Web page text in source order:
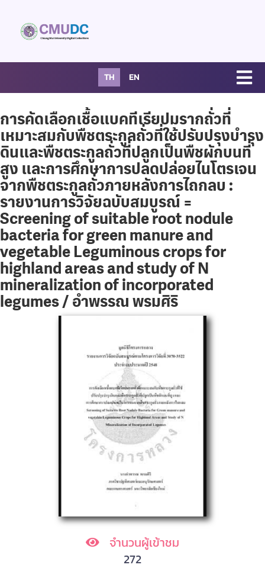
TH EN
การคัดเลือกเชื้อแบคทีเรียปมรากถั่วที่
เหมาะสมกับพืชตระกูลถั่วที่ใช้ปรับปรุงบำรุง
ดินและพืชตระกูลถั่วที่ปลูกเป็นพืชผักบนที่
สูง และการศึกษาการปลดปล่อยไนโตรเจน
จากพืชตระกูลถั่วภายหลังการไถกลบ :
รายงานการวิจัยฉบับสมบูรณ์ =
Screening of suitable root nodule
bacteria for green manure and
vegetable Leguminous crops for
highland areas and study of N
mineralization of incorporated
legumes / อำพรรณ พรมศิริ
จำนวนผู้เข้าชม
272